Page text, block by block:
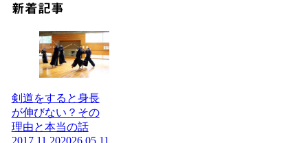
新着記事
剣道をすると身長
が伸びない？その
理由と本当の話
2017.11.202026.05.11